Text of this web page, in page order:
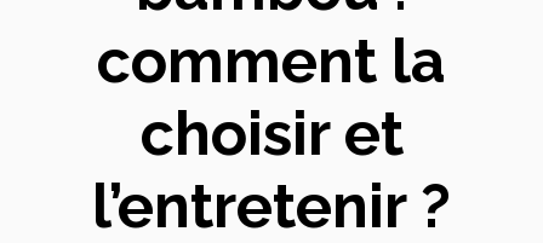
comment la
choisir et
l’entretenir ?